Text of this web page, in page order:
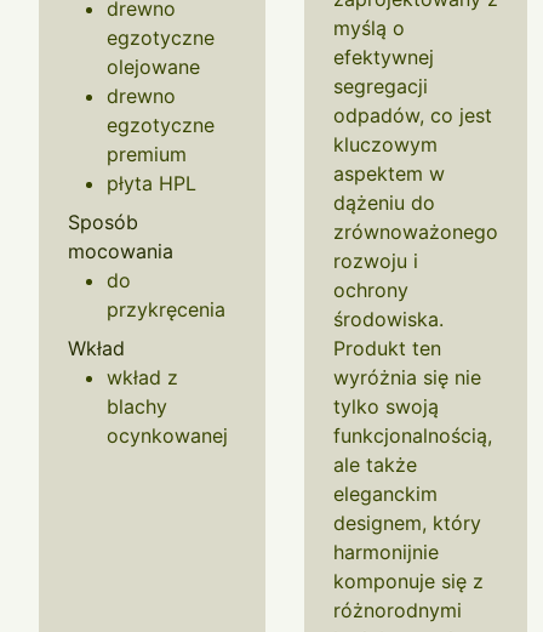
drewno
egzotyczne
olejowane
drewno
egzotyczne
premium
płyta HPL
Sposób
mocowania
do
przykręcenia
Wkład
wkład z
blachy
ocynkowanej
myślą o
efektywnej
segregacji
odpadów, co jest
kluczowym
aspektem w
dążeniu do
zrównoważonego
rozwoju i
ochrony
środowiska.
Produkt ten
wyróżnia się nie
tylko swoją
funkcjonalnością,
ale także
eleganckim
designem, który
harmonijnie
komponuje się z
różnorodnymi